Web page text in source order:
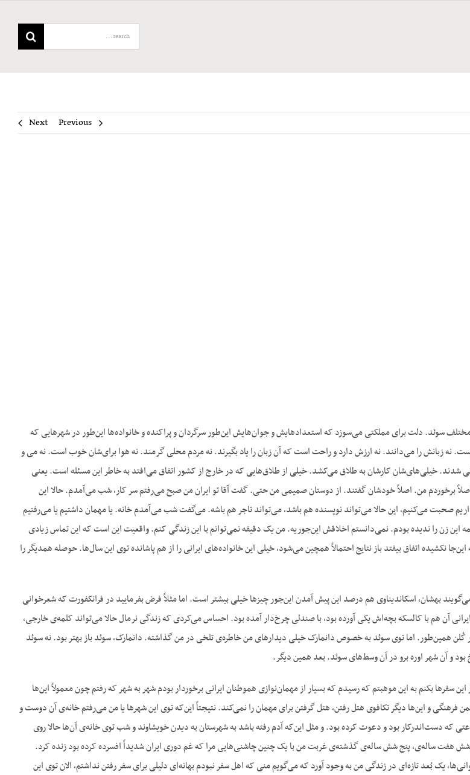
Search
for:
Previous
Next
سوئد. دلت برای مملکتی می‌سوزد که استعدادهایش و جوان‌هایش این‌طور سرگردان و پراکنده و خانواده‌ها این‌طور در شهرهایی که
نه زبانش را می‌دانند. نه ارزش دارد و راحت است که آن زبان را یاد بگیرند. نه مردم محلی گرمند. نه هوا برای‌شان خوب است. نه می و
شدند. خیلی‌های‌شان کارشان به طلاق می‌کشد. خیلی از طلاق‌هایی که در خارج از کشور اتفاق می‌افتد به خاطر این مسئله است. یعنی
برخوردم من. اصلاً خودشان گفتند. از دوستان صمیمی من حتی. گفت آقا تو ایران من صبح می‌رفتم سر کار، شب می‌آمدم. حالا این
صحبت می‌کنیم، این حالا می‌تواند نویسنده هم باشد، می‌تواند تاجر هم باشه. می‌گفت شب می‌آمدم خانه. یا مهمان داشتیم یا می‌رفتیم
زن را ندیده بودم. نمی‌دانستم اخلاقش این‌جوریه. من یک دقیقه نمی‌توانم با این زندگی کنم. واقعیت این است که این تماس زیادی
نکشیده اتفاق بیفتد باز نتایج احتمالاً همچین می‌شود، خیلی این خانواده‌های ایرانی را از هم پاشانده توی این سال‌ها. حوصله همدیگر را
بهشان، اسکاندیناوی هم درصد این پیش آمدن این‌جور چیزها خیلی بیشتر است. اما مثلاً فرض بفرمایید در فرانکفورت که شعرخوانی
آن هم با کالسکه بچه‌اش یکی آورده بود، با صندلی چرخ‌دار آمده بود. احساس می‌کردی که زندگی نرمال حالا می‌تواند کلمه‌ی خارجی،
کُلن همین‌طور. اما توی سوئد به خصوص دانمارک خیلی دیدارهای من خاطره‌ی تلخی در من گذاشته. دانمارک، سوئد باز بهتر بود. نه سوئد
و آن شهر اوره برو در آن وسط‌های سوئد. بعد همین دیگر.
سفرها بکنم به این موهبتم که رسیدم که بسیار از مهمان‌نوازی هموطنان ایرانی برخوردار بودم شهر به شهر که رفتم چون معمولاً این‌ها
فرهنگی و این‌ها دیگر تکافوی هتل رفتن، هتل گرفتن برای مهمان را نمی‌کند. نتیجتاً این‌که توی این شهرها یا من می‌رفتم خانه‌ی آن دوست و
که دست‌اندرکار بود و دعوت کرده بود. و مثل این‌که آدم رفته باشد به شهرستان به دیدن خویشاوند و شب توی خانه‌ی آن‌ها حالا روی
شش هفت ساله‌ی، پنج شش ساله‌ی گذشته‌ی غربت من با یک چنین چاشنی‌هایی مرا که غم دوری ایران شدیداً افسرده کرده بود زنده کرد.
یک بُعد تازه‌ای در زندگی من به وجود آورد که می‌گویم منی که اهل سفر نبودم بهانه‌ای دلیلی برای سفر رفتن نداشتم، الان توی این